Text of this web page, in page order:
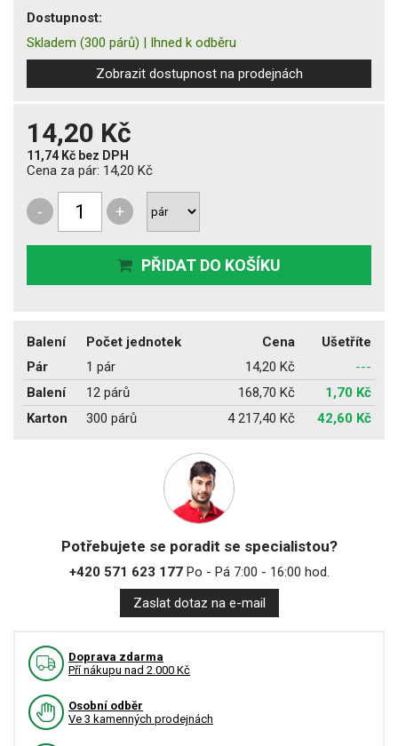
Dostupnost:
Skladem (300 párů) | Ihned k odběru
Zobrazit dostupnost na prodejnách
14,20 Kč
11,74 Kč bez DPH
Cena za pár: 14,20 Kč
- +
PŘIDAT DO KOŠÍKU
Balení Počet jednotek Cena
Ušetříte
Pár
1 pár 14,20 Kč
---
Balení
12 párů 168,70 Kč
1,70 Kč
Karton
300 párů 4 217,40 Kč 42,60 Kč
Potřebujete se poradit se specialistou?
+420 571 623 177Po - Pá 7:00 - 16:00 hod.
Zaslat dotaz na e-mail
Doprava zdarma
Pří nákupu nad 2.000 Kč
Osobní odběr
Ve 3 kamenných prodejnách